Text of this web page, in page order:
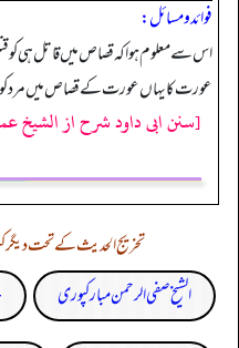
فوائد ومسائل:
اس سے معلوم ہوا کہ قصاص میں قاتل ہی کو
عورت کا یہاں عورت کے قصاص میں مرد کو
[سنن ابی داود شرح از الشیخ
تخریج الحدیث کے تحت
الشیخ صفی الرحمن مبارکپوری